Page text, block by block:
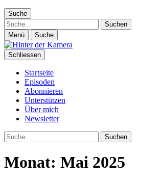
Suche
Suche
Menü Suche
Schliessen
Startseite
Episoden
Abonnieren
Unterstützen
Über mich
Newsletter
Suche
Monat: Mai 2025